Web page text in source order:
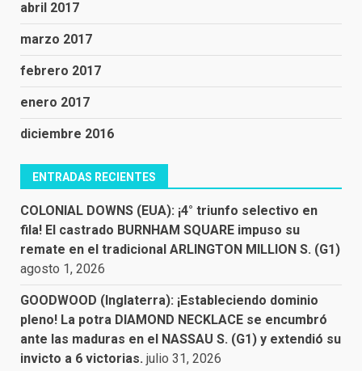
abril 2017
marzo 2017
febrero 2017
enero 2017
diciembre 2016
ENTRADAS RECIENTES
COLONIAL DOWNS (EUA): ¡4° triunfo selectivo en
fila! El castrado BURNHAM SQUARE impuso su
remate en el tradicional ARLINGTON MILLION S. (G1)
agosto 1, 2026
GOODWOOD (Inglaterra): ¡Estableciendo dominio
pleno! La potra DIAMOND NECKLACE se encumbró
ante las maduras en el NASSAU S. (G1) y extendió su
invicto a 6 victorias. julio 31, 2026